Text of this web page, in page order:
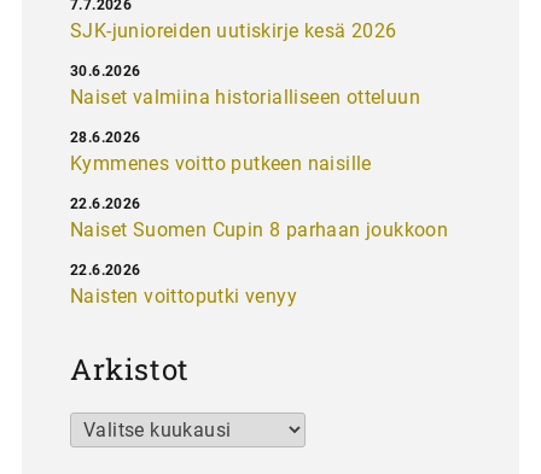
SJK-junioreiden uutiskirje kesä 2026
7.7.2026
Naiset valmiina historialliseen otteluun
30.6.2026
Kymmenes voitto putkeen naisille
28.6.2026
Naiset Suomen Cupin 8 parhaan joukkoon
22.6.2026
Naisten voittoputki venyy
22.6.2026
Arkistot
Arkistot